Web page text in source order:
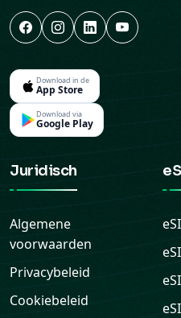
Download in de
App Store
Download via
Google Play
Juridisch
Algemene
voorwaarden
Privacybeleid
Cookiebeleid